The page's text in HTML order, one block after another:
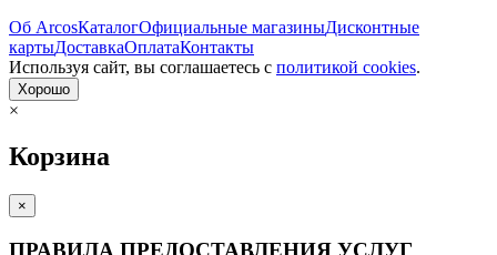
Об ArcosКаталогОфициальные магазиныДисконтные
картыДоставкаОплатаКонтакты
Используя сайт, вы согла­шаетесь с политикой cookies.
Хорошо
×
Корзина
×
ПРАВИЛА ПРЕДОСТАВЛЕНИЯ УСЛУГ